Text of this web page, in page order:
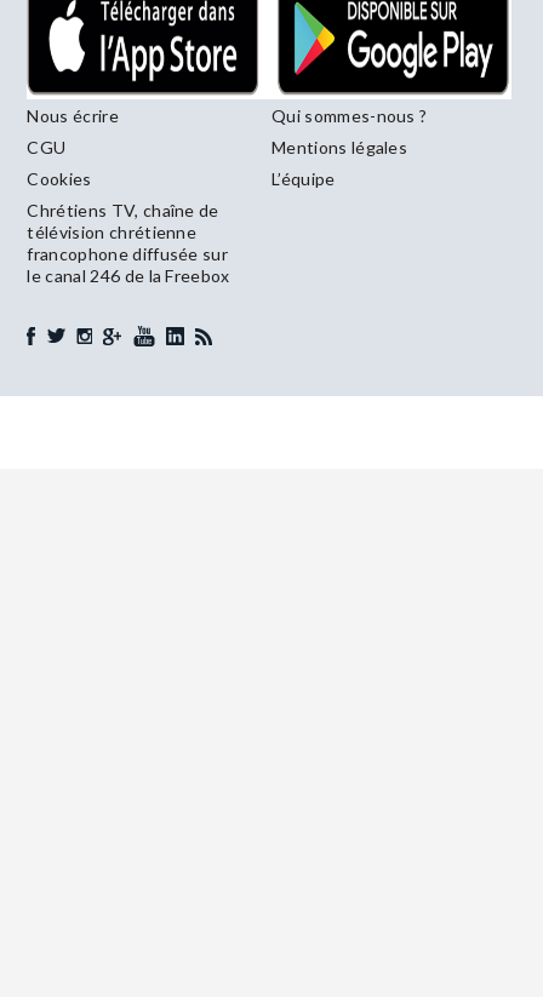
Nous écrire
Qui sommes-nous ?
CGU
Mentions légales
Cookies
L’équipe
Chrétiens TV, chaîne de
télévision chrétienne
francophone diffusée sur
le canal 246 de la Freebox